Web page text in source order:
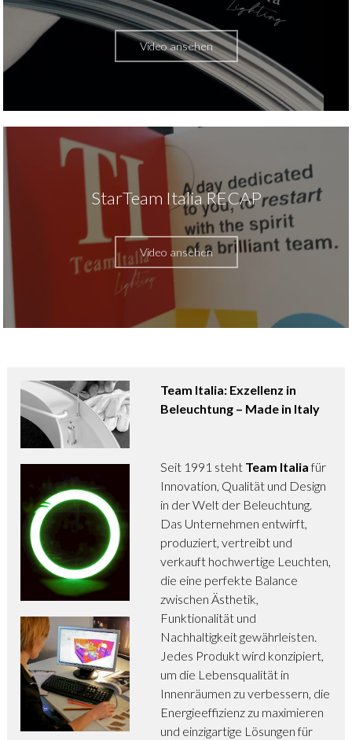
Video ansehen
StarTeam Italia RECAP
Video ansehen
Team Italia: Exzellenz in
Beleuchtung – Made in Italy
Seit 1991 steht Team Italiafür
Innovation, Qualität und Design
in der Welt der Beleuchtung.
Das Unternehmen entwirft,
produziert, vertreibt und
verkauft hochwertige Leuchten,
die eine perfekte Balance
zwischen Ästhetik,
Funktionalität und
Nachhaltigkeit gewährleisten.
Jedes Produkt wird konzipiert,
um die Lebensqualität in
Innenräumen zu verbessern, die
Energieeffizienz zu maximieren
und einzigartige Lösungen für